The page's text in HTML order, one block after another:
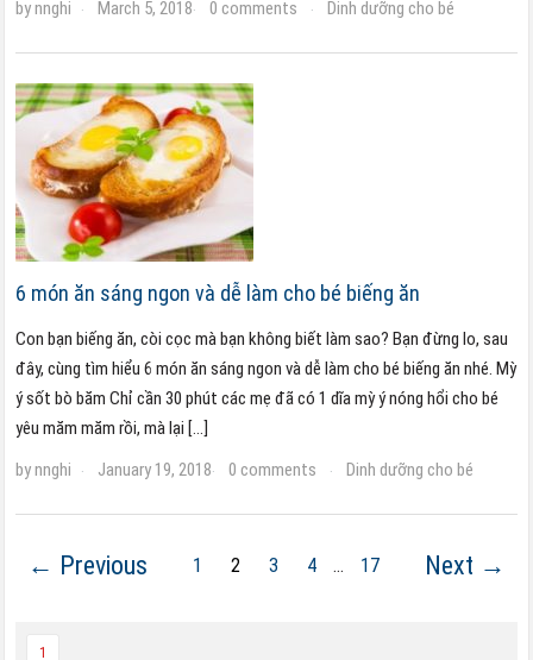
bynnghi · March 5, 2018· 0 comments · Dinh dưỡng cho bé
6 món ăn sáng ngon và dễ làm cho bé biếng ăn
Con bạn biếng ăn, còi cọc mà bạn không biết làm sao? Bạn đừng lo, sau
đây, cùng tìm hiểu 6 món ăn sáng ngon và dễ làm cho bé biếng ăn nhé. Mỳ
ý sốt bò băm Chỉ cần 30 phút các mẹ đã có 1 dĩa mỳ ý nóng hổi cho bé
yêu măm măm rồi, mà lại […]
bynnghi · January 19, 2018· 0 comments · Dinh dưỡng cho bé
← Previous 1 2 3 4 … 17 Next →
1